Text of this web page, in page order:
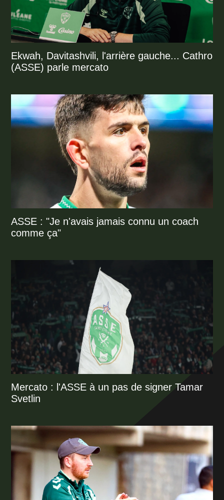
Ekwah, Davitashvili, l'arrière gauche... Cathro
(ASSE) parle mercato
ASSE : "Je n'avais jamais connu un coach
comme ça"
Mercato : l'ASSE à un pas de signer Tamar
Svetlin